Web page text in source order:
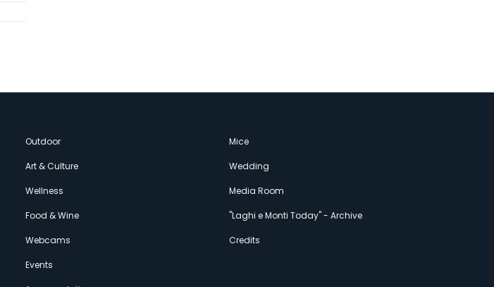
Outdoor
Art & Culture
Wellness
Food & Wine
Webcams
Events
Mice
Wedding
Media Room
"Laghi e Monti Today" - Archive
Credits